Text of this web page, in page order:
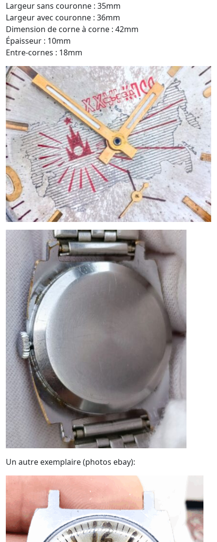
Largeur sans couronne : 35mm
Largeur avec couronne : 36mm
Dimension de corne à corne : 42mm
Épaisseur : 10mm
Entre-cornes : 18mm
Un autre exemplaire (photos ebay):